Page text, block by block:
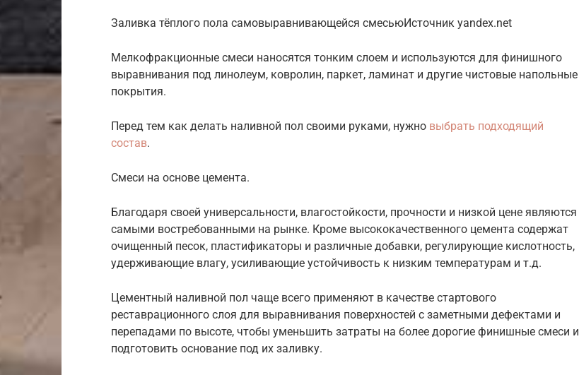
Заливка тёплого пола самовыравнивающейся смесьюИсточник yandex.net
Мелкофракционные смеси наносятся тонким слоем и используются для финишного
выравнивания под линолеум, ковролин, паркет, ламинат и другие чистовые напольные
покрытия.
Перед тем как делать наливной пол своими руками, нужно выбрать подходящий
состав.
Смеси на основе цемента.
Благодаря своей универсальности, влагостойкости, прочности и низкой цене являются
самыми востребованными на рынке. Кроме высококачественного цемента содержат
очищенный песок, пластификаторы и различные добавки, регулирующие кислотность,
удерживающие влагу, усиливающие устойчивость к низким температурам и т.д.
Цементный наливной пол чаще всего применяют в качестве стартового
реставрационного слоя для выравнивания поверхностей с заметными дефектами и
перепадами по высоте, чтобы уменьшить затраты на более дорогие финишные смеси и
подготовить основание под их заливку.